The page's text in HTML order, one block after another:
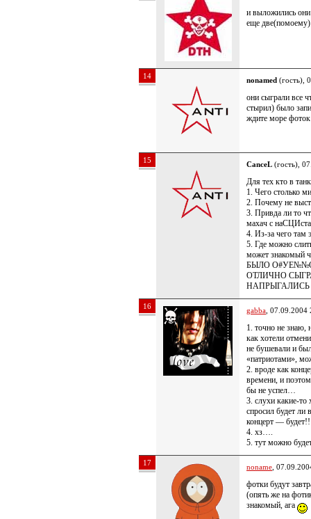
и выложились они
еще две(помоему)
14 nonamed (гость),
они сыграли все
стырил) было
ждите море фоток
15 CanceL (гость),
Для тех кто в
1. Чего столько
2. Почему не
3. Привда ли то
махач с
4. Из-за чего там
5. Где можно
может знакомый
БЫЛО
ОТЛИЧНО
НАПРЫГАЛИСЬ
16 gabba , 07.09.2004
1. точно не знаю,
как хотели
не бушевали и
«патриотами»,
2. вроде как
времени, и
бы не успел…
3. слухи какие-то
спросил будет ли
концерт —
4. хз….
5. тут можно
17 noname ,
фотки будут
(опять же на
знакомый, ага